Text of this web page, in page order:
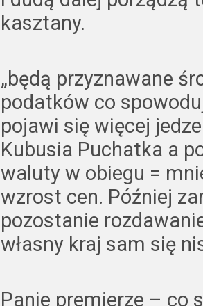
kasztany.
„będą przyznawane
podatków co
pojawi się więcej
Kubusia Puchatka a
waluty w obiegu =
wzrost cen. Później
pozostanie
własny kraj sam się
Panie premierze – co